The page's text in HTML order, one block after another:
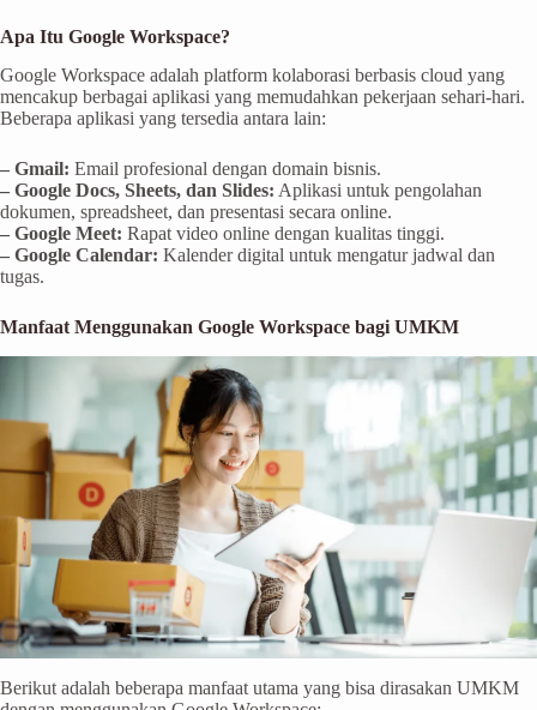
Apa Itu Google Workspace?
Google Workspace adalah platform kolaborasi berbasis cloud yang
mencakup berbagai aplikasi yang memudahkan pekerjaan sehari-hari.
Beberapa aplikasi yang tersedia antara lain:
– Gmail: Email profesional dengan domain bisnis.
– Google Docs, Sheets, dan Slides: Aplikasi untuk pengolahan
dokumen, spreadsheet, dan presentasi secara online.
– Google Meet: Rapat video online dengan kualitas tinggi.
– Google Calendar: Kalender digital untuk mengatur jadwal dan
tugas.
Manfaat Menggunakan Google Workspace bagi UMKM
Berikut adalah beberapa manfaat utama yang bisa dirasakan UMKM